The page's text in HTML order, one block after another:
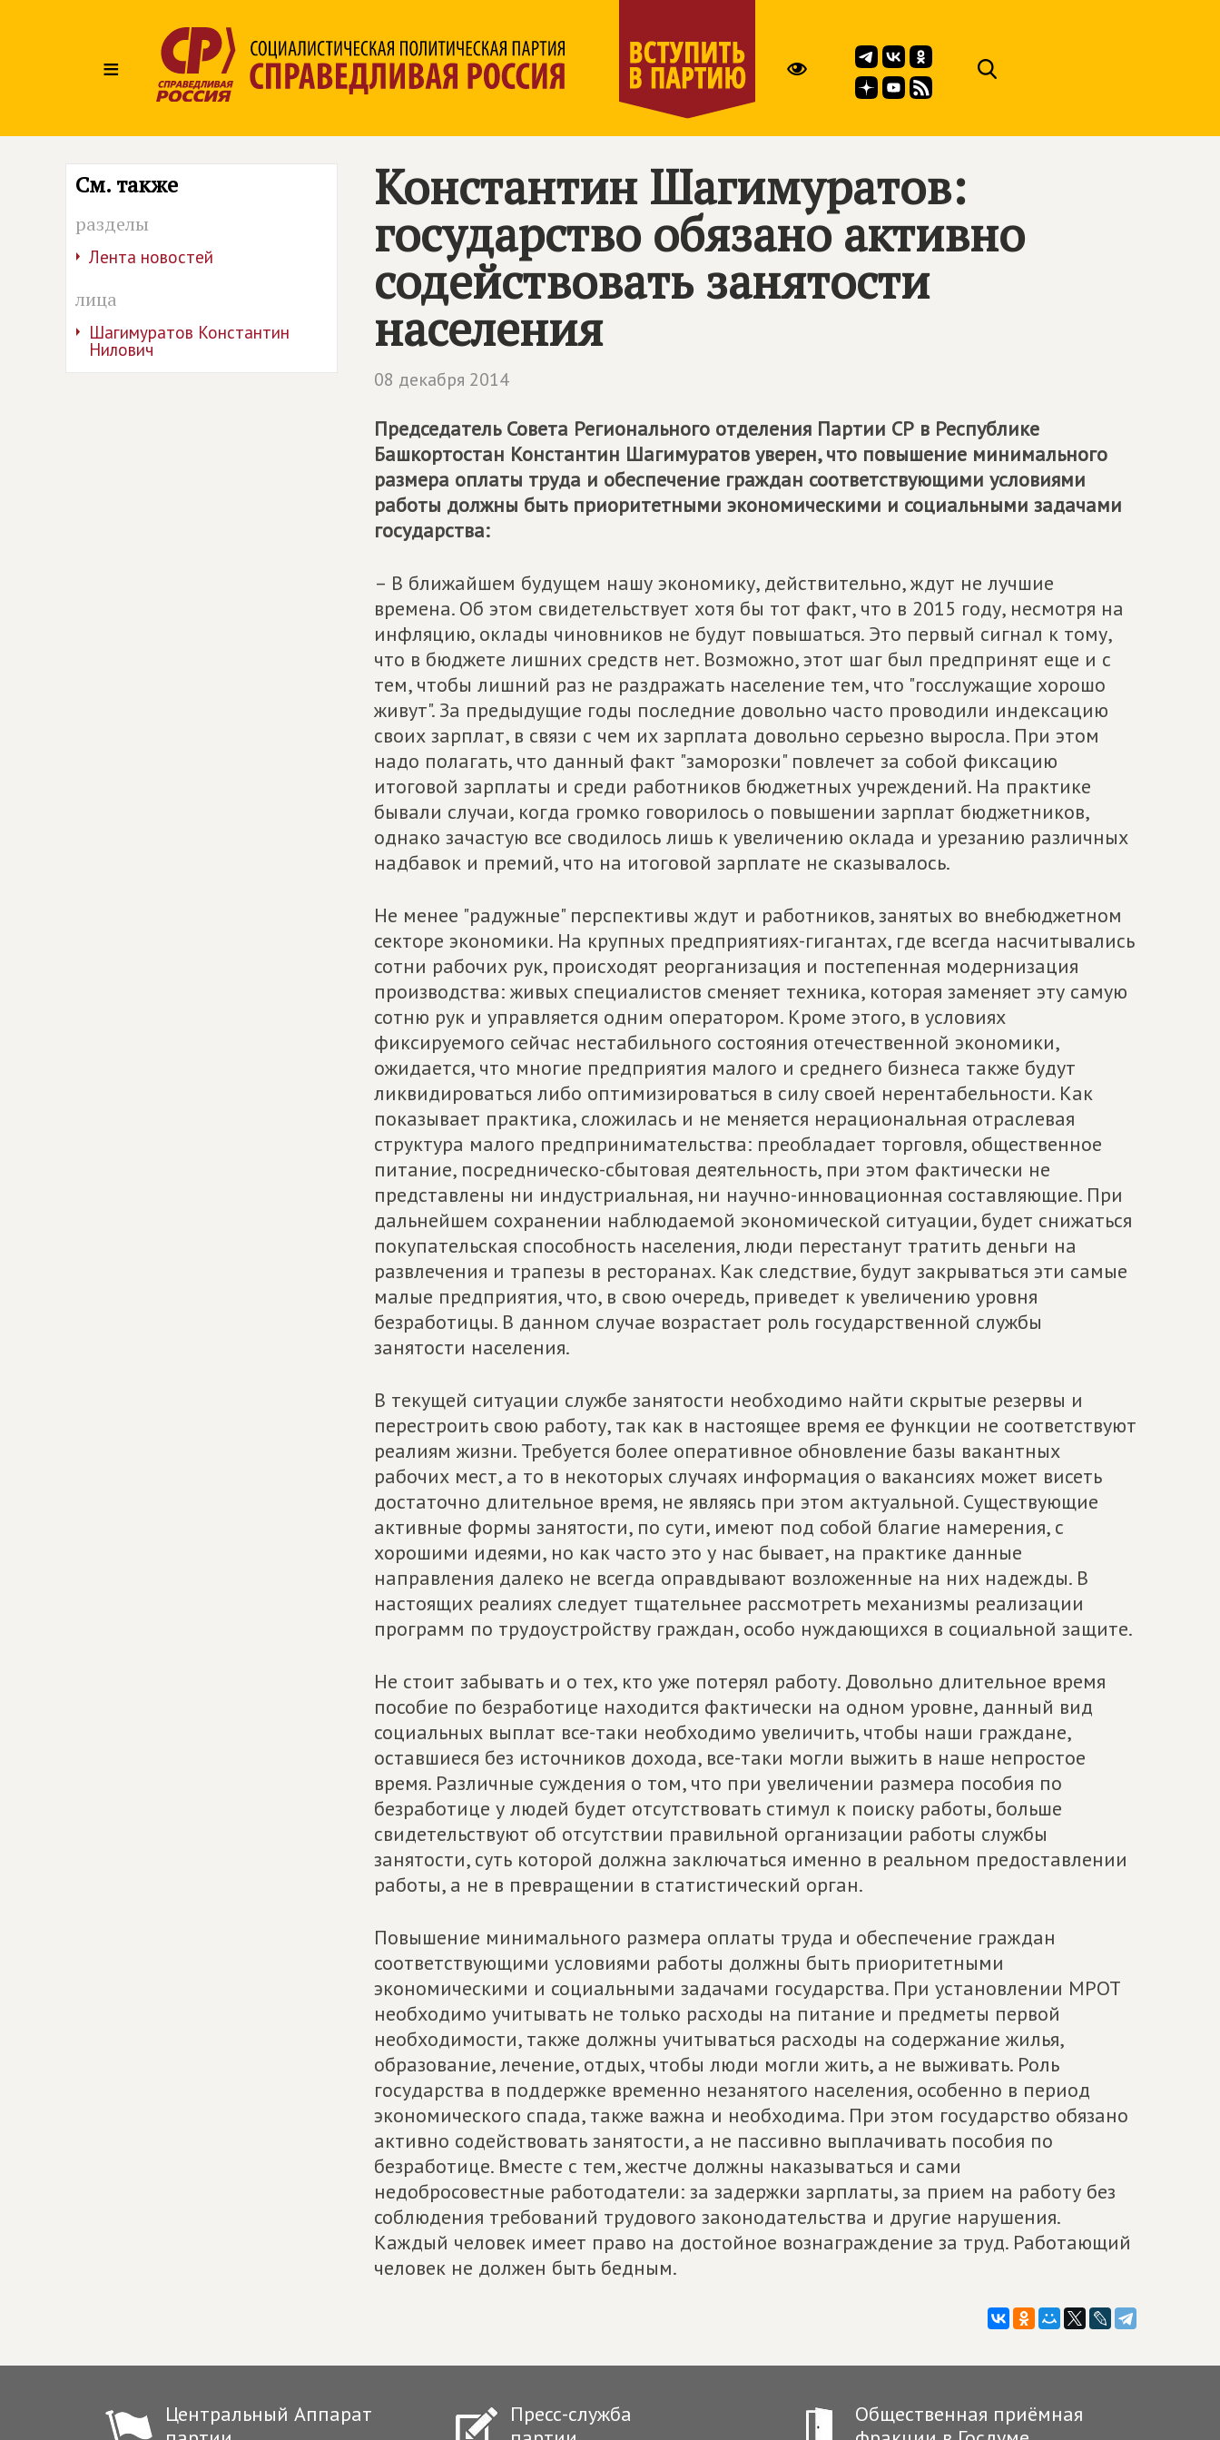
≡
См. также
разделы
Лента новостей
лица
Шагимуратов Константин
Нилович
Константин Шагимуратов:
государство обязано активно
содействовать занятости
населения
08 декабря 2014
Председатель Совета Регионального отделения Партии СР в Республике
Башкортостан Константин Шагимуратов уверен, что повышение минимального
размера оплаты труда и обеспечение граждан соответствующими условиями
работы должны быть приоритетными экономическими и социальными задачами
государства:
– В ближайшем будущем нашу экономику, действительно, ждут не лучшие
времена. Об этом свидетельствует хотя бы тот факт, что в 2015 году, несмотря на
инфляцию, оклады чиновников не будут повышаться. Это первый сигнал к тому,
что в бюджете лишних средств нет. Возможно, этот шаг был предпринят еще и с
тем, чтобы лишний раз не раздражать население тем, что "госслужащие хорошо
живут". За предыдущие годы последние довольно часто проводили индексацию
своих зарплат, в связи с чем их зарплата довольно серьезно выросла. При этом
надо полагать, что данный факт "заморозки" повлечет за собой фиксацию
итоговой зарплаты и среди работников бюджетных учреждений. На практике
бывали случаи, когда громко говорилось о повышении зарплат бюджетников,
однако зачастую все сводилось лишь к увеличению оклада и урезанию различных
надбавок и премий, что на итоговой зарплате не сказывалось.
Не менее "радужные" перспективы ждут и работников, занятых во внебюджетном
секторе экономики. На крупных предприятиях-гигантах, где всегда насчитывались
сотни рабочих рук, происходят реорганизация и постепенная модернизация
производства: живых специалистов сменяет техника, которая заменяет эту самую
сотню рук и управляется одним оператором. Кроме этого, в условиях
фиксируемого сейчас нестабильного состояния отечественной экономики,
ожидается, что многие предприятия малого и среднего бизнеса также будут
ликвидироваться либо оптимизироваться в силу своей нерентабельности. Как
показывает практика, сложилась и не меняется нерациональная отраслевая
структура малого предпринимательства: преобладает торговля, общественное
питание, посредническо-сбытовая деятельность, при этом фактически не
представлены ни индустриальная, ни научно-инновационная составляющие. При
дальнейшем сохранении наблюдаемой экономической ситуации, будет снижаться
покупательская способность населения, люди перестанут тратить деньги на
развлечения и трапезы в ресторанах. Как следствие, будут закрываться эти самые
малые предприятия, что, в свою очередь, приведет к увеличению уровня
безработицы. В данном случае возрастает роль государственной службы
занятости населения.
В текущей ситуации службе занятости необходимо найти скрытые резервы и
перестроить свою работу, так как в настоящее время ее функции не соответствуют
реалиям жизни. Требуется более оперативное обновление базы вакантных
рабочих мест, а то в некоторых случаях информация о вакансиях может висеть
достаточно длительное время, не являясь при этом актуальной. Существующие
активные формы занятости, по сути, имеют под собой благие намерения, с
хорошими идеями, но как часто это у нас бывает, на практике данные
направления далеко не всегда оправдывают возложенные на них надежды. В
настоящих реалиях следует тщательнее рассмотреть механизмы реализации
программ по трудоустройству граждан, особо нуждающихся в социальной защите.
Не стоит забывать и о тех, кто уже потерял работу. Довольно длительное время
пособие по безработице находится фактически на одном уровне, данный вид
социальных выплат все-таки необходимо увеличить, чтобы наши граждане,
оставшиеся без источников дохода, все-таки могли выжить в наше непростое
время. Различные суждения о том, что при увеличении размера пособия по
безработице у людей будет отсутствовать стимул к поиску работы, больше
свидетельствуют об отсутствии правильной организации работы службы
занятости, суть которой должна заключаться именно в реальном предоставлении
работы, а не в превращении в статистический орган.
Повышение минимального размера оплаты труда и обеспечение граждан
соответствующими условиями работы должны быть приоритетными
экономическими и социальными задачами государства. При установлении МРОТ
необходимо учитывать не только расходы на питание и предметы первой
необходимости, также должны учитываться расходы на содержание жилья,
образование, лечение, отдых, чтобы люди могли жить, а не выживать. Роль
государства в поддержке временно незанятого населения, особенно в период
экономического спада, также важна и необходима. При этом государство обязано
активно содействовать занятости, а не пассивно выплачивать пособия по
безработице. Вместе с тем, жестче должны наказываться и сами
недобросовестные работодатели: за задержки зарплаты, за прием на работу без
соблюдения требований трудового законодательства и другие нарушения.
Каждый человек имеет право на достойное вознаграждение за труд. Работающий
человек не должен быть бедным.
Центральный Аппарат
Пресс-служба
Общественная приёмная